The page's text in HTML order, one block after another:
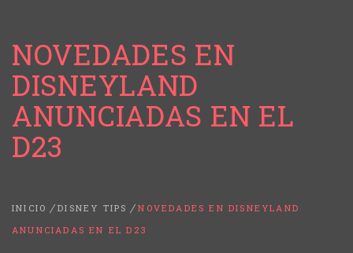
NOVEDADES EN
DISNEYLAND
ANUNCIADAS EN EL
D23
INICIO DISNEY TIPS
NOVEDADES EN DISNEYLAND
ANUNCIADAS EN EL D23